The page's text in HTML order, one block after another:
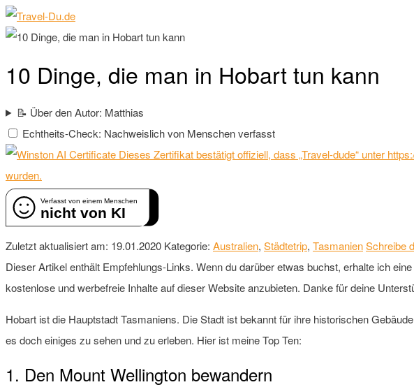
10 Dinge, die man in Hobart tun kann
📝 Über den Autor: Matthias
Echtheits-Check: Nachweislich von Menschen verfasst
Dieses Zertifikat bestätigt offiziell, dass „Travel-dude“ unter
wurden.
Verfasst von einem Menschen
nicht von KI
Zuletzt aktualisiert am: 19.01.2020 Kategorie: Australien, Städtetrip, TasmanienSchreibe
Dieser Artikel enthält Empfehlungs-Links. Wenn du darüber etwas buchst, erhalte ich
kostenlose und werbefreie Inhalte auf dieser Website anzubieten. Danke für deine
Hobart ist die Hauptstadt Tasmaniens. Die Stadt ist bekannt für ihre historischen
es doch einiges zu sehen und zu erleben. Hier ist meine Top Ten:
1. Den Mount Wellington bewandern